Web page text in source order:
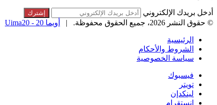
أدخل بريدك الإلكتروني
© حقوق النشر 2026، جميع الحقوق محفوظة. |
أويما 20 - Uima20
الرئيسية
الشروط والأحكام
سياسة الخصوصية
فيسبوك
تويتر
لينكدإن
انستقرام